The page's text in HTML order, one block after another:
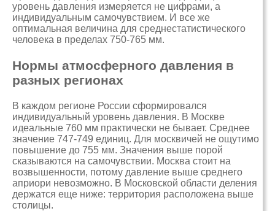
уровень давления измеряется не цифрами, а
индивидуальным самочувствием. И все же
оптимальная величина для среднестатистического
человека в пределах 750-765 мм.
Нормы атмосферного давления в
разных регионах
В каждом регионе России сформировался
индивидуальный уровень давления. В Москве
идеальные 760 мм практически не бывает. Среднее
значение 747-749 единиц. Для москвичей не ощутимо
повышение до 755 мм. Значения выше порой
сказываются на самочувствии. Москва стоит на
возвышенности, потому давление выше среднего
априори невозможно. В Московской области деления
держатся еще ниже: территория расположена выше
столицы.